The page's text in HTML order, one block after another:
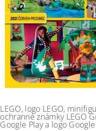
LEGO, logo LEGO,
ochranné známky LEGO
Google Play a logo